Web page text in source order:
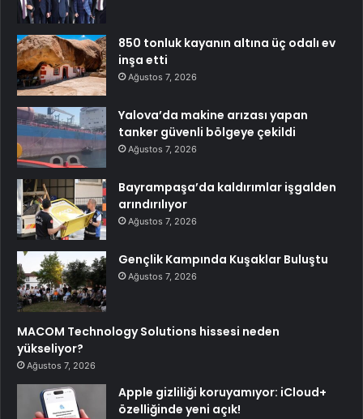
850 tonluk kayanın altına üç odalı ev
inşa etti
Ağustos 7, 2026
Yalova’da makine arızası yapan
tanker güvenli bölgeye çekildi
Ağustos 7, 2026
Bayrampaşa’da kaldırımlar işgalden
arındırılıyor
Ağustos 7, 2026
Gençlik Kampında Kuşaklar Buluştu
Ağustos 7, 2026
MACOM Technology Solutions hissesi neden
yükseliyor?
Ağustos 7, 2026
Apple gizliliği koruyamıyor: iCloud+
özelliğinde yeni açık!